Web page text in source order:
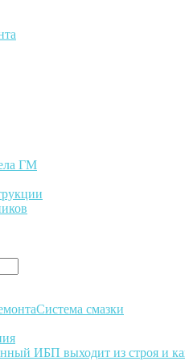
ГМ
Система смазки
ИБП выходит из строя и